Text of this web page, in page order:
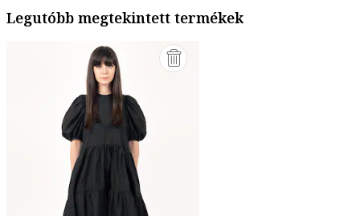
Legutóbb megtekintett termékek